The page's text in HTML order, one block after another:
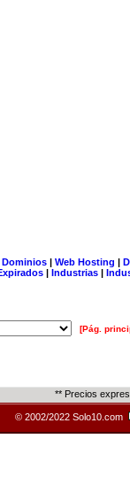
| Web Hosting |
| Industrias |
[Pág.
** Precios
© 2002/2022 Solo10.com